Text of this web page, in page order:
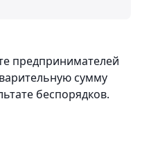
предпринимателей
сумму
беспорядков.